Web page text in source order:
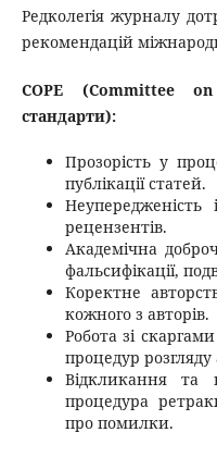
Редколегія журналу
рекомендацій
COPE (Committee
стандарти):
Прозорість у
публікації статей.
Неупередженість
рецензентів.
Академічна
фальсифікації,
Коректне
кожного з авторів.
Робота зі
процедур
Відкликання та
процедура
про помилки.